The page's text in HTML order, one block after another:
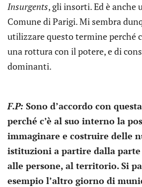
Insurgents, gli insorti. Ed è anche
Comune di Parigi. Mi sembra
utilizzare questo termine perché
una rottura con il potere, e di
dominanti.
F.P: Sono d’accordo con
perché c’è al suo interno la
immaginare e costruire delle
istituzioni a partire dalla
alle persone, al territorio. Si
esempio l’altro giorno di